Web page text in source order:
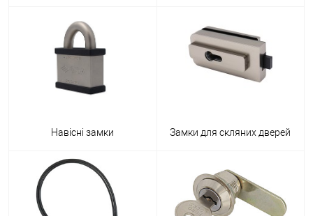
Навісні замки Замки для скляних дверей